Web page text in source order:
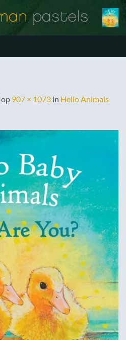
op 907 × 1073 in Hello Animals